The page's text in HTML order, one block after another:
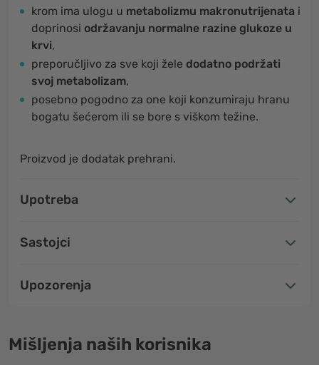
krom ima ulogu u metabolizmu makronutrijenata i
doprinosi održavanju normalne razine glukoze u
krvi,
preporučljivo za sve koji žele dodatno podržati
svoj metabolizam,
posebno pogodno za one koji konzumiraju hranu
bogatu šećerom ili se bore s viškom težine.
Proizvod je dodatak prehrani.
Upotreba
Sastojci
Upozorenja
Mišljenja naših korisnika